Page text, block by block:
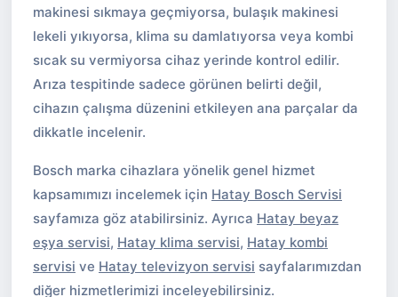
makinesi sıkmaya geçmiyorsa, bulaşık makinesi
lekeli yıkıyorsa, klima su damlatıyorsa veya kombi
sıcak su vermiyorsa cihaz yerinde kontrol edilir.
Arıza tespitinde sadece görünen belirti değil,
cihazın çalışma düzenini etkileyen ana parçalar da
dikkatle incelenir.
Bosch marka cihazlara yönelik genel hizmet
kapsamımızı incelemek için Hatay Bosch Servisi
sayfamıza göz atabilirsiniz. Ayrıca Hatay beyaz
eşya servisi, Hatay klima servisi, Hatay kombi
servisi ve Hatay televizyon servisi sayfalarımızdan
diğer hizmetlerimizi inceleyebilirsiniz.